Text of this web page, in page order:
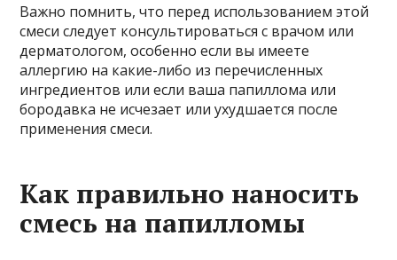
Важно помнить, что перед использованием этой
смеси следует консультироваться с врачом или
дерматологом, особенно если вы имеете
аллергию на какие-либо из перечисленных
ингредиентов или если ваша папиллома или
бородавка не исчезает или ухудшается после
применения смеси.
Как правильно наносить
смесь на папилломы